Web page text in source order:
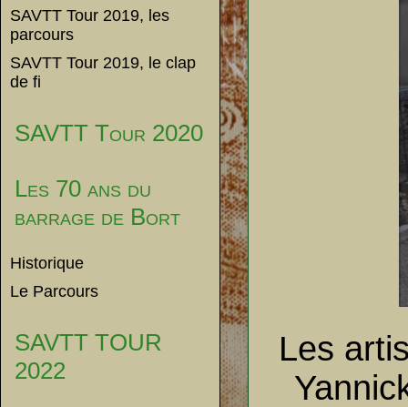
SAVTT Tour 2019, les
parcours
SAVTT Tour 2019, le clap
de fi
SAVTT Tour 2020
Les 70 ans du
barrage de Bort
Historique
Le Parcours
SAVTT TOUR
2022
Les